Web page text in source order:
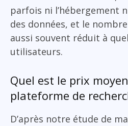
parfois ni l’hébergement
des données, et le
aussi souvent réduit à
utilisateurs.
Quel est le prix
plateforme de
D’après notre étude de